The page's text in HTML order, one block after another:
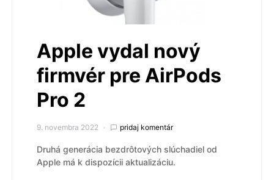
Apple vydal nový
firmvér pre AirPods
Pro 2
9. novembra 2022 pridaj komentár
Druhá generácia bezdrôtových slúchadiel od
Apple má k dispozícii aktualizáciu.